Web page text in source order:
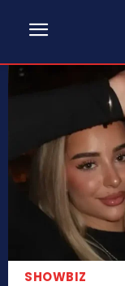
SHOWBIZ